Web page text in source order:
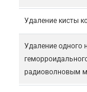
Удаление кисты
Удаление одного
радиоволновым